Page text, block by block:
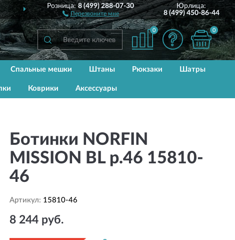
ДОСТАВИМПО ВСЕЙ РОССИИ
Розница:8 (499) 288-07-30
Перезвоните мне
Юрлица:
8 (499) 450-86-44
0 0
Спальные мешки Штаны Рюкзаки Шатры
Коврики Аксессуары
Ботинки NORFIN
MISSION BL р.46 15810-
46
Артикул: 15810-46
8 244 руб.